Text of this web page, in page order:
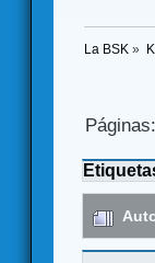
La BSK »